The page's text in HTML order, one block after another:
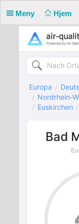
Meny Hjem